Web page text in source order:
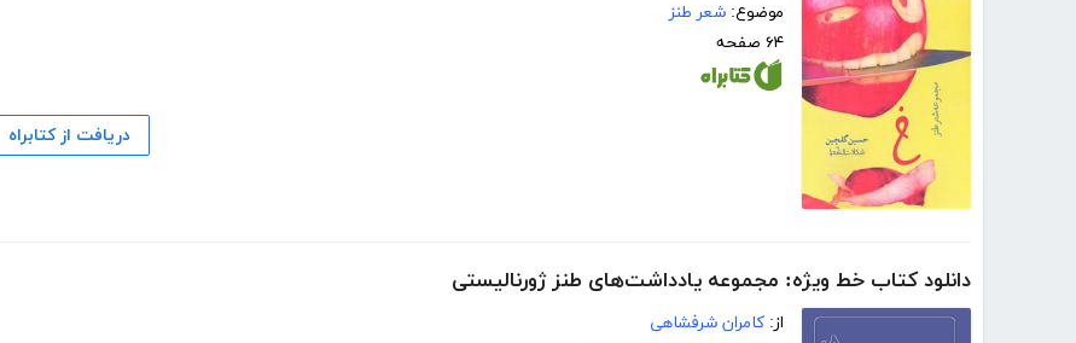
موضوع: شعر طنز
۶۴ صفحه
دریافت از کتابراه
دانلود کتاب خط ویژه: مجموعه یادداشت‌های طنز ژورنالیستی
از: کامران شرفشاهی